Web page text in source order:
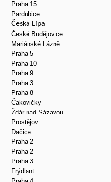
Praha 15
Pardubice
Česká Lípa
České Budějovice
Mariánské Lázně
Praha 5
Praha 10
Praha 9
Praha 3
Praha 8
Čakovičky
Ždár nad Sázavou
Prostějov
Dačice
Praha 2
Praha 2
Praha 3
Frýdlant